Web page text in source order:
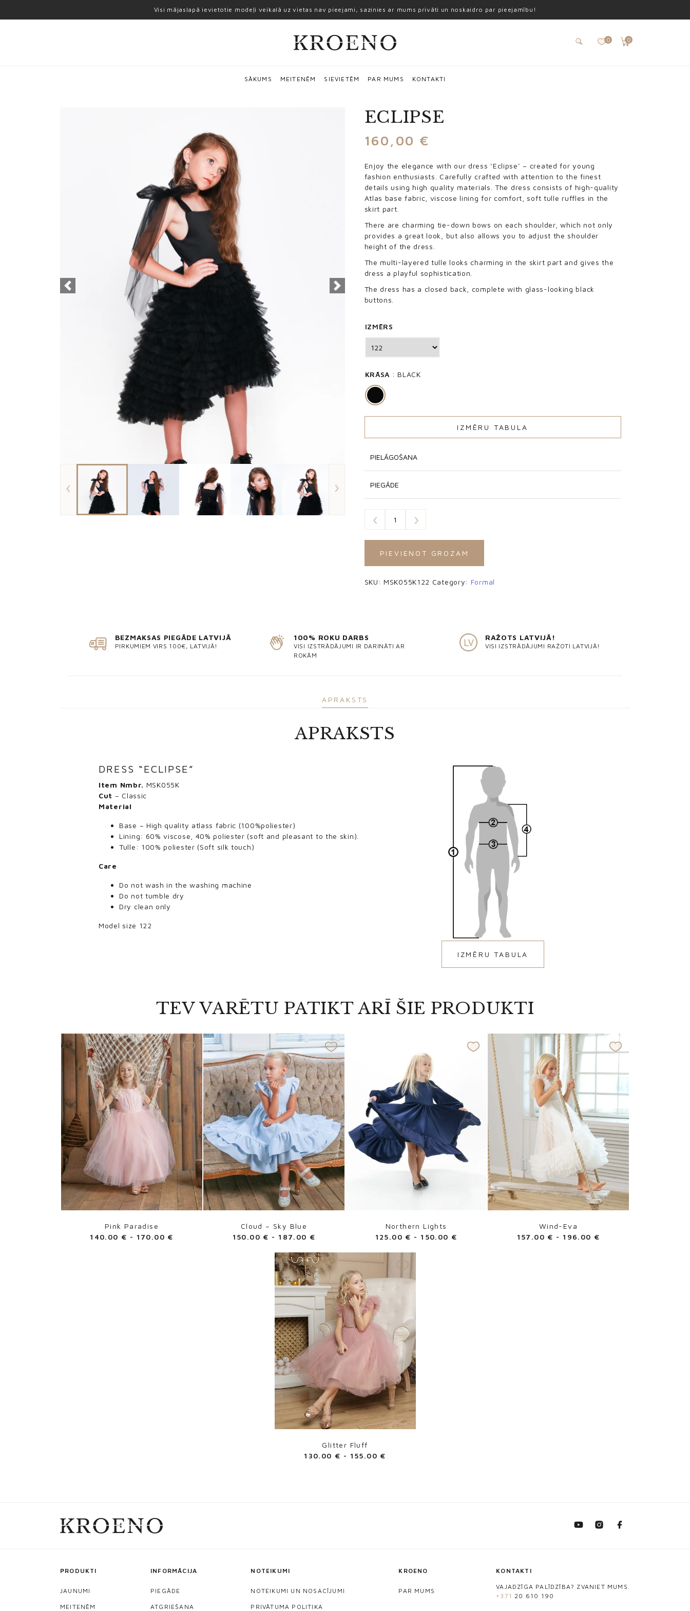
Visi mājaslapā ievietotie modeļi veikalā uz vietas nav pieejami, sazinies ar mums privāti un noskaidro par pieejamību!
0 0
SĀKUMS MEITENĒM SIEVIETĒM PAR MUMS KONTAKTI
ECLIPSE
160,00 €
Enjoy the elegance with our dress ‘Eclipse’ – created for young
fashion enthusiasts. Carefully crafted with attention to the finest
details using high quality materials. The dress consists of high-quality
Atlas base fabric, viscose lining for comfort, soft tulle ruffles in the
skirt part.
There are charming tie-down bows on each shoulder, which not only
provides a great look, but also allows you to adjust the shoulder
height of the dress.
The multi-layered tulle looks charming in the skirt part and gives the
dress a playful sophistication.
The dress has a closed back, complete with glass-looking black
buttons.
IZMĒRS
KRĀSA BLACK
IZMĒRU TABULA
PIELĀGOŠANA
PIEGĀDE
PIEVIENOT GROZAM
SKU: MSK055K122 Category: Formal
BEZMAKSAS PIEGĀDE LATVIJĀ
PIRKUMIEM VIRS 100€, LATVIJĀ!
100% ROKU DARBS
VISI IZSTRĀDĀJUMI IR DARINĀTI AR
ROKĀM
RAŽOTS LATVIJĀ!
VISI IZSTRĀDĀJUMI RAŽOTI LATVIJĀ!
APRAKSTS
APRAKSTS
DRESS “ECLIPSE”
Item Nmbr. MSK055K
Cut – Classic
Material
Base – High quality atlass fabric (100%poliester)
Lining: 60% viscose, 40% poliester (soft and pleasant to the skin).
Tulle: 100% poliester (Soft silk touch)
Care
Do not wash in the washing machine
Do not tumble dry
Dry clean only
Model size 122
IZMĒRU TABULA
TEV VARĒTU PATIKT ARĪ ŠIE PRODUKTI
Pink Paradise
140.00 € - 170.00 €
Cloud – Sky Blue
150.00 € - 187.00 €
Northern Lights
125.00 € - 150.00 €
Wind-Eva
157.00 € - 196.00 €
Glitter Fluff
130.00 € - 155.00 €
PRODUKTI
JAUNUMI
MEITENĒM
INFORMĀCIJA
PIEGĀDE
ATGRIEŠANA
NOTEIKUMI
NOTEIKUMI UN NOSACĪJUMI
PRIVĀTUMA POLITIKA
KROENO
PAR MUMS
KONTAKTI
VAJADZĪGA PALĪDZĪBA? ZVANIET MUMS.
+371 20 610 190